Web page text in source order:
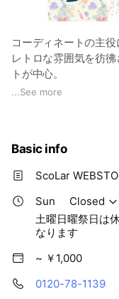
コーディネートの主
レトロな雰囲気を彷
トが中心。
洗い・加工を加えた
ScoLar（スカラー）
どのお得な情報を配信
ぜひお友だち登録し
...See more
Basic info
ScoLar
Sun
Closed
土曜日曜祭日は
なります
~ ￥1,000
0120-78-1139